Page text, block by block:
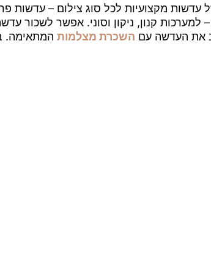
מקצועיות לכל סוג צילום – עדשות
קנון, ניקון וסוני. אפשר לשכור
את העדשה עם השכרת מצלמות המתאימה.